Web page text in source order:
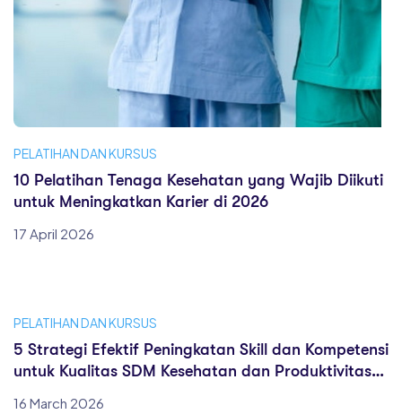
PELATIHAN DAN KURSUS
10 Pelatihan Tenaga Kesehatan yang Wajib Diikuti
untuk Meningkatkan Karier di 2026
17 April 2026
PELATIHAN DAN KURSUS
5 Strategi Efektif Peningkatan Skill dan Kompetensi
untuk Kualitas SDM Kesehatan dan Produktivitas
16 March 2026